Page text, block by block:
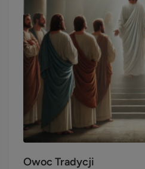
Owoc Tradycji